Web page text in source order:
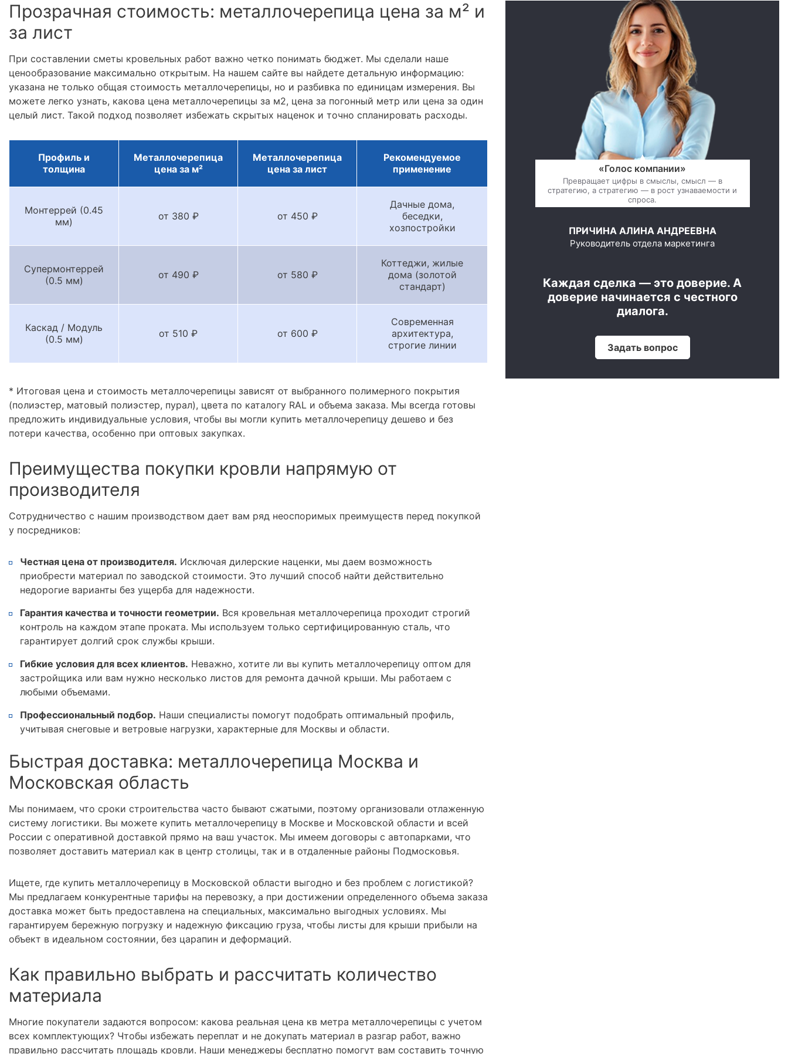
Прозрачная стоимость: металлочерепица цена за м² и
за лист
При составлении сметы кровельных работ важно четко понимать бюджет. Мы сделали наше
ценообразование максимально открытым. На нашем сайте вы найдете детальную информацию:
указана не только общая стоимость металлочерепицы, но и разбивка по единицам измерения. Вы
можете легко узнать, какова цена металлочерепицы за м2, цена за погонный метр или цена за один
целый лист. Такой подход позволяет избежать скрытых наценок и точно спланировать расходы.
Профиль и
толщина
Металлочерепица
цена за м²
Металлочерепица
цена за лист
Рекомендуемое
применение
Монтеррей (0.45
мм)
от 380 ₽ от 450 ₽
Дачные дома,
беседки,
хозпостройки
Супермонтеррей
(0.5 мм)
от 490 ₽ от 580 ₽
Коттеджи, жилые
дома (золотой
стандарт)
Каскад / Модуль
(0.5 мм)
от 510 ₽ от 600 ₽
Современная
архитектура,
строгие линии
* Итоговая цена и стоимость металлочерепицы зависят от выбранного полимерного покрытия
(полиэстер, матовый полиэстер, пурал), цвета по каталогу RAL и объема заказа. Мы всегда готовы
предложить индивидуальные условия, чтобы вы могли купить металлочерепицу дешево и без
потери качества, особенно при оптовых закупках.
Преимущества покупки кровли напрямую от
производителя
Сотрудничество с нашим производством дает вам ряд неоспоримых преимуществ перед покупкой
у посредников:
Честная цена от производителя. Исключая дилерские наценки, мы даем возможность
приобрести материал по заводской стоимости. Это лучший способ найти действительно
недорогие варианты без ущерба для надежности.
Гарантия качества и точности геометрии. Вся кровельная металлочерепица проходит строгий
контроль на каждом этапе проката. Мы используем только сертифицированную сталь, что
гарантирует долгий срок службы крыши.
Гибкие условия для всех клиентов. Неважно, хотите ли вы купить металлочерепицу оптом для
застройщика или вам нужно несколько листов для ремонта дачной крыши. Мы работаем с
любыми объемами.
Профессиональный подбор. Наши специалисты помогут подобрать оптимальный профиль,
учитывая снеговые и ветровые нагрузки, характерные для Москвы и области.
Быстрая доставка: металлочерепица Москва и
Московская область
Мы понимаем, что сроки строительства часто бывают сжатыми, поэтому организовали отлаженную
систему логистики. Вы можете купить металлочерепицу в Москве и Московской области и всей
России с оперативной доставкой прямо на ваш участок. Мы имеем договоры с автопарками, что
позволяет доставить материал как в центр столицы, так и в отдаленные районы Подмосковья.
Ищете, где купить металлочерепицу в Московской области выгодно и без проблем с логистикой?
Мы предлагаем конкурентные тарифы на перевозку, а при достижении определенного объема заказа
доставка может быть предоставлена на специальных, максимально выгодных условиях. Мы
гарантируем бережную погрузку и надежную фиксацию груза, чтобы листы для крыши прибыли на
объект в идеальном состоянии, без царапин и деформаций.
Как правильно выбрать и рассчитать количество
материала
Многие покупатели задаются вопросом: какова реальная цена кв метра металлочерепицы с учетом
всех комплектующих? Чтобы избежать переплат и не докупать материал в разгар работ, важно
правильно рассчитать площадь кровли. Наши менеджеры бесплатно помогут вам составить точную
«Голос компании»
Превращает цифры в смыслы, смысл — в
стратегию, а стратегию — в рост узнаваемости и
спроса.
ПРИЧИНА АЛИНА АНДРЕЕВНА
Руководитель отдела маркетинга
Каждая сделка — это доверие. А
доверие начинается с честного
диалога.
Задать вопрос